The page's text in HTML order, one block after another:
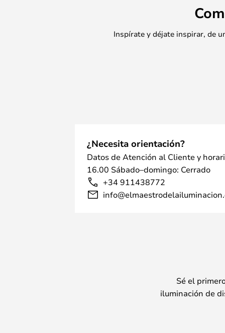
Inspírate y déjate inspirar, de
¿Necesita orientación?
Datos de Atención al Cliente y
16.00 Sábado–domingo: Cerrado
+34 911438772
Sé el
iluminación de